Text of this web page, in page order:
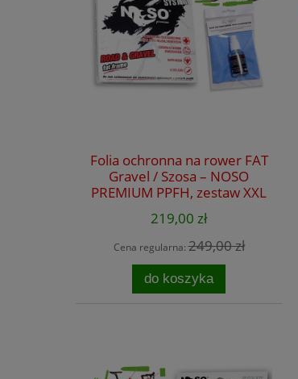
Folia ochronna na rower FAT
Gravel / Szosa – NOSO
PREMIUM PPFH, zestaw XXL
na cały rower
219,00 zł
Cena regularna:249,00 zł
do koszyka